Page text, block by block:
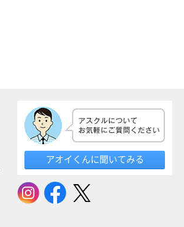
アオイくんに聞いてみる